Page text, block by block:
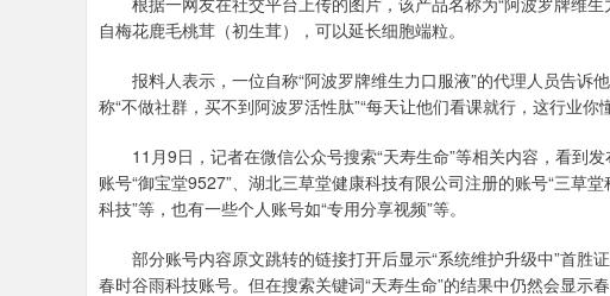
自梅花鹿毛桃茸（初生茸），可以延长细胞端粒。
报料人表示，一位自称“阿波罗牌维生力口服液”的代理人员告诉
称“不做社群，买不到阿波罗活性肽”“每天让他们看课就行，这行业你
11月9日，记者在微信公众号搜索“天寿生命”等相关内容，看到
账号“御宝堂9527”、湖北三草堂健康科技有限公司注册的账号“三草
科技”等，也有一些个人账号如“专用分享视频”等。
部分账号内容原文跳转的链接打开后显示“系统维护升级中”首胜
春时谷雨科技账号。但在搜索关键词“天寿生命”的结果中仍然会显示